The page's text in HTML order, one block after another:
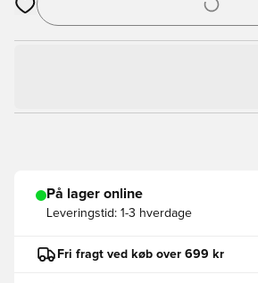
Åbner en Modal til at logge ind eller
På lager online
Leveringstid: 1-3 hverdage
Fri fragt ved køb over 699 kr